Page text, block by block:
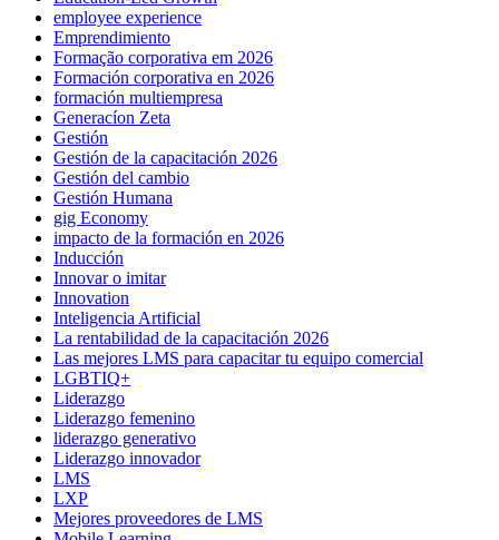
employee experience
Emprendimiento
Formação corporativa em 2026
Formación corporativa en 2026
formación multiempresa
Generacíon Zeta
Gestión
Gestión de la capacitación 2026
Gestión del cambio
Gestión Humana
gig Economy
impacto de la formación en 2026
Inducción
Innovar o imitar
Innovation
Inteligencia Artificial
La rentabilidad de la capacitación 2026
Las mejores LMS para capacitar tu equipo comercial
LGBTIQ+
Liderazgo
Liderazgo femenino
liderazgo generativo
Liderazgo innovador
LMS
LXP
Mejores proveedores de LMS